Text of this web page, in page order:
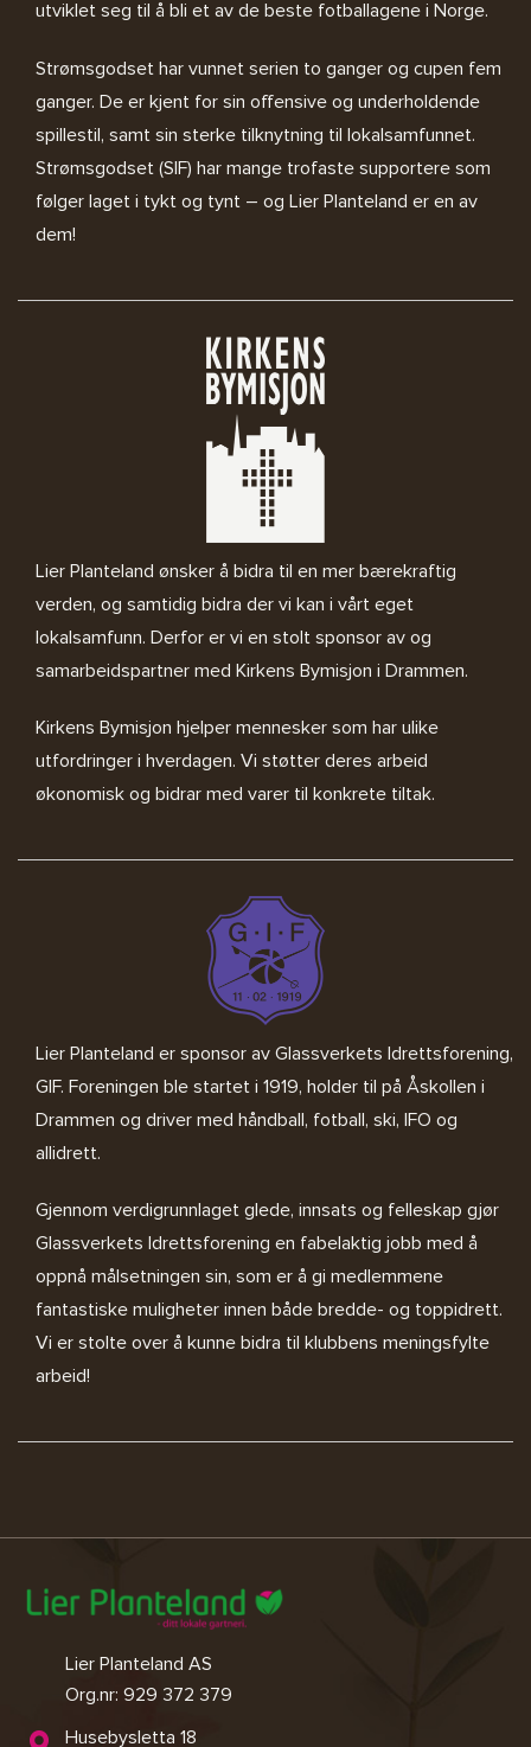
utviklet seg til å bli et av de beste fotballagene i Norge.
Strømsgodset har vunnet serien to ganger og cupen fem
ganger. De er kjent for sin offensive og underholdende
spillestil, samt sin sterke tilknytning til lokalsamfunnet.
Strømsgodset (SIF) har mange trofaste supportere som
følger laget i tykt og tynt – og Lier Planteland er en av
dem!
Lier Planteland ønsker å bidra til en mer bærekraftig
verden, og samtidig bidra der vi kan i vårt eget
lokalsamfunn. Derfor er vi en stolt sponsor av og
samarbeidspartner med Kirkens Bymisjon i Drammen.
Kirkens Bymisjon hjelper mennesker som har ulike
utfordringer i hverdagen. Vi støtter deres arbeid
økonomisk og bidrar med varer til konkrete tiltak.
Lier Planteland er sponsor av Glassverkets Idrettsforening,
GIF. Foreningen ble startet i 1919, holder til på Åskollen i
Drammen og driver med håndball, fotball, ski, IFO og
allidrett.
Gjennom verdigrunnlaget glede, innsats og felleskap gjør
Glassverkets Idrettsforening en fabelaktig jobb med å
oppnå målsetningen sin, som er å gi medlemmene
fantastiske muligheter innen både bredde- og toppidrett.
Vi er stolte over å kunne bidra til klubbens meningsfylte
arbeid!
Lier Planteland AS
Org.nr: 929 372 379
Husebysletta 18